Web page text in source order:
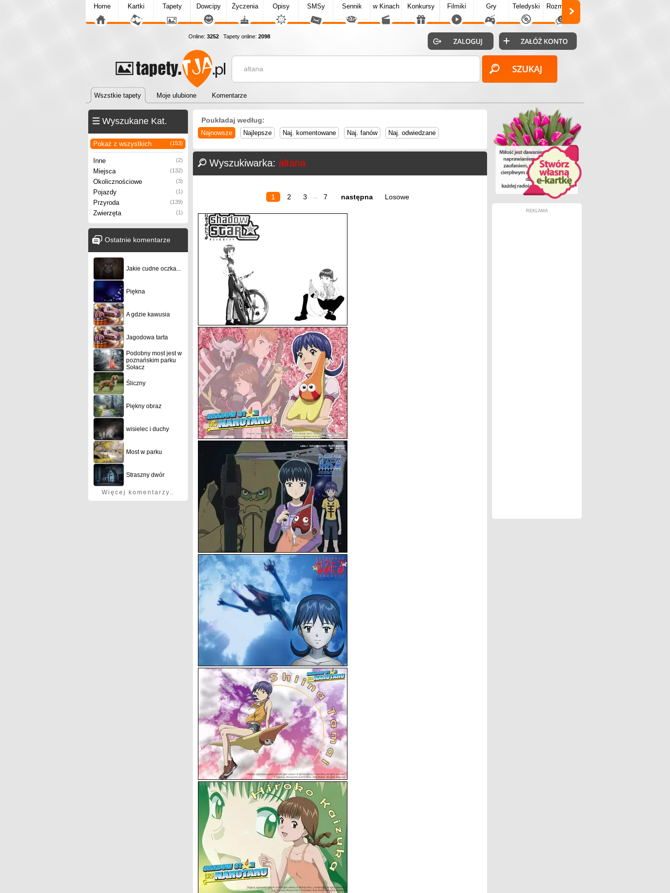
Home Kartki Tapety Dowcipy Życzenia Opisy SMSy Sennik w Kinach Konkursy Filmiki Gry Teledyski Rozmówki
Online: 3252 Tapety online: 2098
Wszstkie tapety Moje ulubione Komentarze
Wyszukane Kat.
Pokaż z wszystkich (153)
Inne (2)
Miejsca (132)
Okolicznościowe (3)
Pojazdy (1)
Przyroda (139)
Zwierzęta (1)
Ostatnie komentarze
Jakie cudne oczka...
Piękna
A gdzie kawusia
Jagodowa tarta
Podobny most jest w
poznańskim parku
Sołacz
Śliczny
Piękny obraz
wisielec i duchy
Most w parku
Straszny dwór
Więcej komentarzy..
Poukładaj według:
Najnowsze Najlepsze Naj. komentowane Naj. fanów Naj. odwiedzane
Wyszukiwarka: altana
1 2 3 7 następna Losowe
REKLAMA